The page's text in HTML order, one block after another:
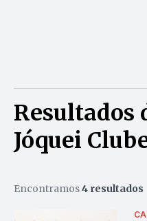
Resultados
Jóquei
Encontramos4 resultados